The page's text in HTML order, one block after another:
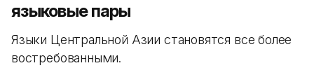
языковые пары
Языки Центральной Азии становятся все более
востребованными.